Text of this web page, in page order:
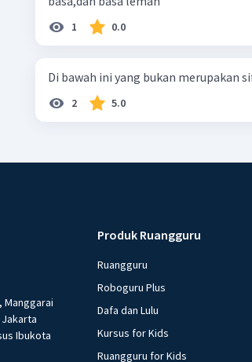
1 0.0
Di bawah ini yang bukan merupakan
2 5.0
Manggarai
Ibukota
Produk Ruangguru
Ruangguru
Roboguru Plus
Dafa dan Lulu
Kursus for Kids
Ruangguru for Kids